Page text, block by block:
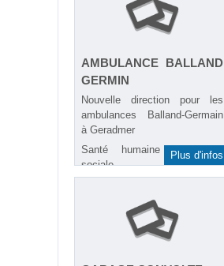
AMBULANCE BALLAND
GERMIN
Nouvelle direction pour les
ambulances Balland-Germain
à Geradmer
Santé humaine et action
sociale
88400 Gérardmer
Plus d'infos